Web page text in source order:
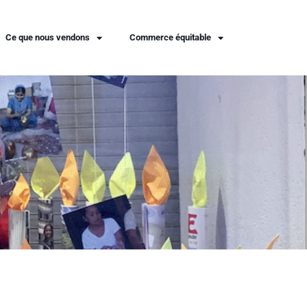
Ce que nous vendons Commerce équitable